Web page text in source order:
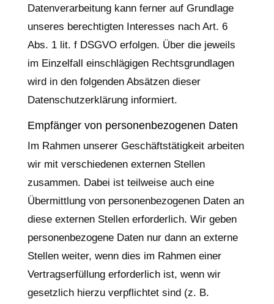
Datenverarbeitung kann ferner auf Grundlage
unseres berechtigten Interesses nach Art. 6
Abs. 1 lit. f DSGVO erfolgen. Über die jeweils
im Einzelfall einschlägigen Rechtsgrundlagen
wird in den folgenden Absätzen dieser
Datenschutzerklärung informiert.
Empfänger von personenbezogenen Daten
Im Rahmen unserer Geschäftstätigkeit arbeiten
wir mit verschiedenen externen Stellen
zusammen. Dabei ist teilweise auch eine
Übermittlung von personenbezogenen Daten an
diese externen Stellen erforderlich. Wir geben
personenbezogene Daten nur dann an externe
Stellen weiter, wenn dies im Rahmen einer
Vertragserfüllung erforderlich ist, wenn wir
gesetzlich hierzu verpflichtet sind (z. B.